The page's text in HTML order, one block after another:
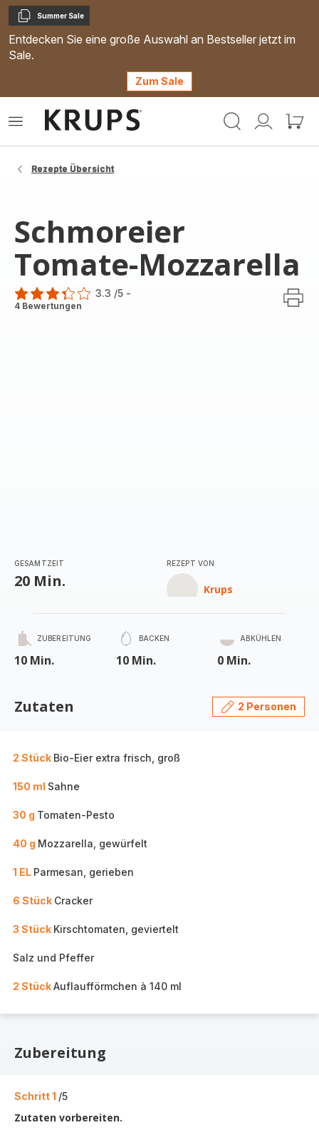
Kopieren
Summer Sale
Entdecken Sie eine große Auswahl an Bestseller jetzt im
Sale.
Zum Sale
Mein
Mein
Das
Rezepte Übersicht
Schmoreier
Tomate-Mozzarella
ratings.3.3
3.3 /5 -
4 Bewertungen
GESAMTZEIT
20 Min.
REZEPT VON
Krups
ZUBEREITUNG
10 Min.
BACKEN
10 Min.
ABKÜHLEN
0 Min.
Zutaten 2 Personen
2 Stück Bio-Eier extra frisch, groß
150 ml Sahne
30 g Tomaten-Pesto
40 g Mozzarella, gewürfelt
1 EL Parmesan, gerieben
6 Stück Cracker
3 Stück Kirschtomaten, geviertelt
Salz und Pfeffer
2 StückAuflaufförmchen à 140 ml
Zubereitung
Schritt 1 /5
Zutaten vorbereiten.